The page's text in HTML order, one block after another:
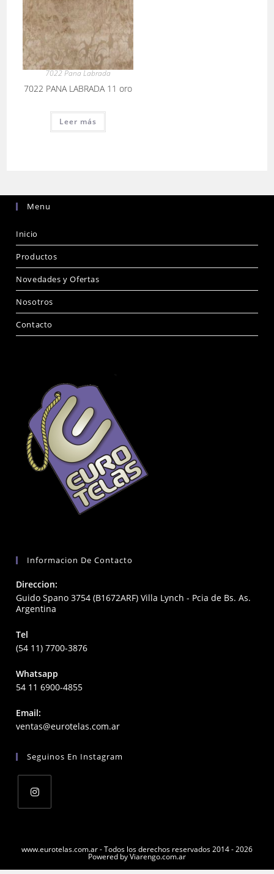
7022 Pana Labrada
7022 PANA LABRADA 11 oro
Leer más
Menu
Inicio
Productos
Novedades y Ofertas
Nosotros
Contacto
Informacion De Contacto
Direccion:
Guido Spano 3754 (B1672ARF) Villa Lynch - Pcia de Bs. As.
Argentina
Tel
(54 11) 7700-3876
Whatsapp
54 11 6900-4855
Email:
ventas@eurotelas.com.arOpens
application
Seguinos En Instagram
awww.eurotelas.com.ar - Todos los derechos reservados 2014 - 2026
Powered by Viarengo.com.ar